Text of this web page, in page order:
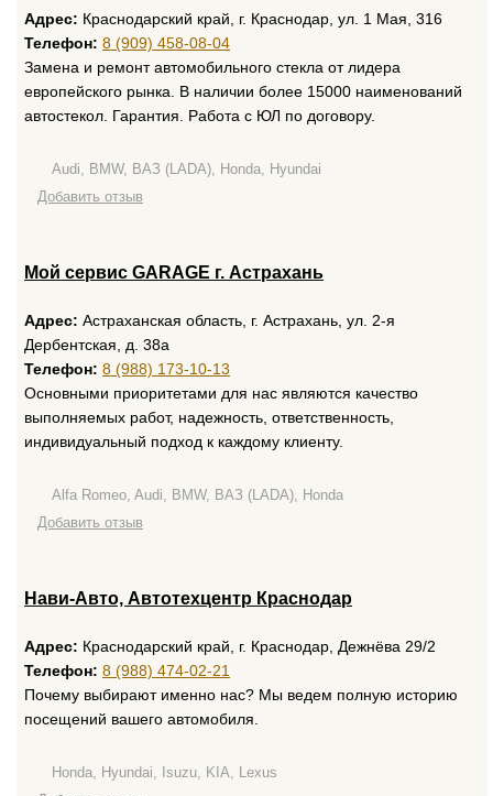
Адрес: Краснодарский край, г. Краснодар, ул. 1 Мая, 316
Телефон: 8 (909) 458-08-04
Замена и ремонт автомобильного стекла от лидера
европейского рынка. В наличии более 15000 наименований
автостекол. Гарантия. Работа с ЮЛ по договору.
Audi, BMW, ВАЗ (LADA), Honda, Hyundai
Добавить отзыв
Мой сервис GARAGE г. Астрахань
Адрес: Астраханская область, г. Астрахань, ул. 2-я
Дербентская, д. 38а
Телефон: 8 (988) 173-10-13
Основными приоритетами для нас являются качество
выполняемых работ, надежность, ответственность,
индивидуальный подход к каждому клиенту.
Alfa Romeo, Audi, BMW, ВАЗ (LADA), Honda
Добавить отзыв
Нави-Авто, Автотехцентр Краснодар
Адрес: Краснодарский край, г. Краснодар, Дежнёва 29/2
Телефон: 8 (988) 474-02-21
Почему выбирают именно нас? Мы ведем полную историю
посещений вашего автомобиля.
Honda, Hyundai, Isuzu, KIA, Lexus